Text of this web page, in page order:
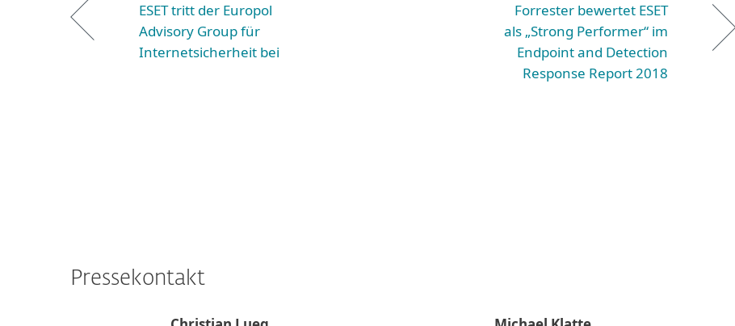
ESET tritt der Europol
Advisory Group für
Internetsicherheit bei
Forrester bewertet ESET
als „Strong Performer“ im
Endpoint and Detection
Response Report 2018
Pressekontakt